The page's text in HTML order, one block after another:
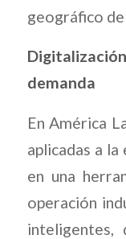
geográfico de
demanda
En América
aplicadas a
en una
operación
inteligentes,